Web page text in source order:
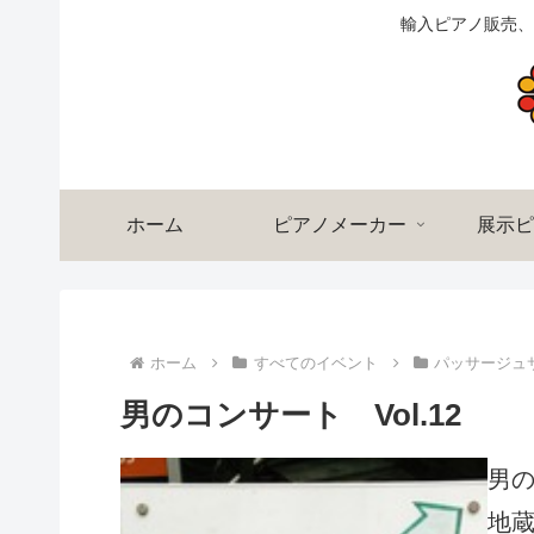
輸入ピアノ販売
ホーム ピアノメーカー 展示
ホーム すべてのイベント パッサージュ
男のコンサート Vol.12
男
地